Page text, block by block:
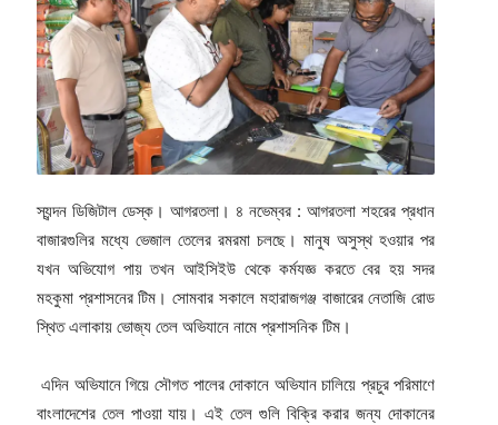
স্যন্দন ডিজিটাল ডেস্ক। আগরতলা। ৪ নভেম্বর : আগরতলা শহরের প্রধান
বাজারগুলির মধ্যে ভেজাল তেলের রমরমা চলছে। মানুষ অসুস্থ হওয়ার পর
যখন অভিযোগ পায় তখন আইসিইউ থেকে কর্মযজ্ঞ করতে বের হয় সদর
মহকুমা প্রশাসনের টিম। সোমবার সকালে মহারাজগঞ্জ বাজারের নেতাজি রোড
স্থিত এলাকায় ভোজ্য তেল অভিযানে নামে প্রশাসনিক টিম।
এদিন অভিযানে গিয়ে সৌগত পালের দোকানে অভিযান চালিয়ে প্রচুর পরিমাণে
বাংলাদেশের তেল পাওয়া যায়। এই তেল গুলি বিক্রি করার জন্য দোকানের